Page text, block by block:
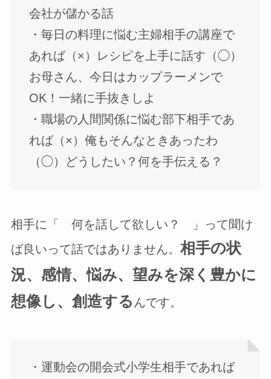
会社が儲かる話
・毎日の料理に悩む主婦相手の講座で
あれば（×）レシピを上手に話す（◯）
お母さん、今日はカップラーメンで
OK！一緒に手抜きしよ
・職場の人間関係に悩む部下相手であ
れば（×）俺もそんなときあったわ
（◯）どうしたい？何を手伝える？
相手に「 何を話して欲しい？ 」って聞け
ば良いって話ではありません。 相手の状
況、感情、悩み、望みを深く豊かに
想像し、創造する んです。
・運動会の開会式小学生相手であれば